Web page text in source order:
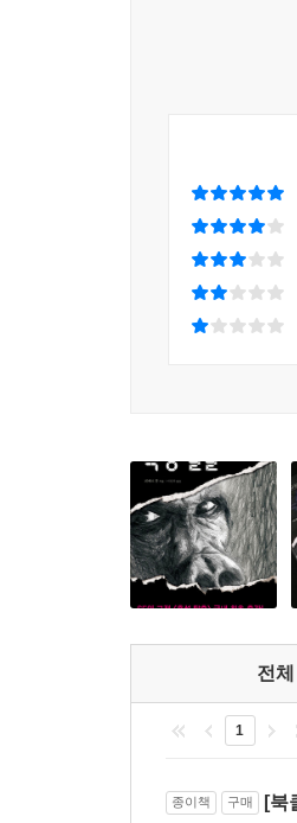
모성애를 잃고 자
지극히 현실적이고
사회에 반영되어
인간의 문명을 고
없다. 유인원을 향
전
1
종이책 구매 [북